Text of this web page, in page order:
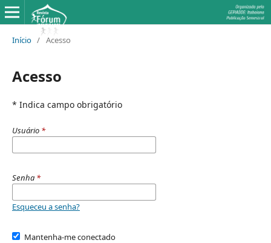
Início / Acesso
Acesso
* Indica campo obrigatório
Usuário *
Senha *
Esqueceu a senha?
Mantenha-me conectado